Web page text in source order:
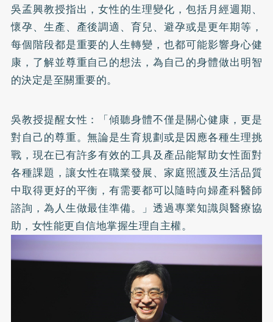
吳孟興教授指出，女性的生理變化，包括月經週期、
懷孕、生產、產後調適、育兒、避孕或是更年期等，
每個階段都是重要的人生轉變，也都可能影響身心健
康，了解並尊重自己的想法，為自己的身體做出明智
的決定是至關重要的。
吳教授提醒女性：「傾聽身體不僅是關心健康，更是
對自己的尊重。無論是生育規劃或是因應各種生理挑
戰，現在已有許多有效的工具及產品能幫助女性面對
各種課題，讓女性在職業發展、家庭照護及生活品質
中取得更好的平衡，有需要都可以隨時向婦產科醫師
諮詢，為人生做最佳準備。」透過專業知識與醫療協
助，女性能更自信地掌握生理自主權。